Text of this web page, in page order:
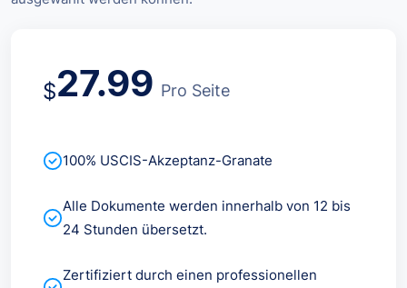
$27.99 Pro Seite
100% USCIS-Akzeptanz-Granate
Alle Dokumente werden innerhalb von 12 bis
24 Stunden übersetzt.
Zertifiziert durch einen professionellen